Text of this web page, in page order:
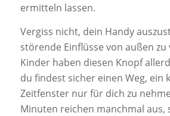
ermitteln lassen.
Vergiss nicht, dein Handy
störende Einflüsse von außen zu
Kinder haben diesen Knopf
du findest sicher einen Weg, ein
Zeitfenster nur für dich zu
Minuten reichen manchmal aus,